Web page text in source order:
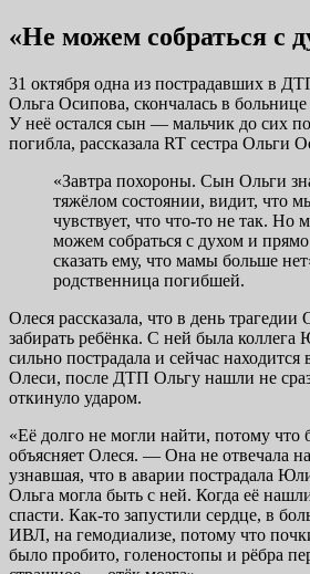
«Не можем собраться с
31 октября одна из пострадавших в
Ольга Осипова, скончалась в
У неё остался сын — мальчик до сих
погибла, рассказала RT сестра Ольги
«Завтра похороны. Сын Ольги
тяжёлом состоянии, видит, что
чувствует, что что-то не так. Но
можем собраться с духом и
сказать ему, что мамы больше
родственница погибшей.
Олеся рассказала, что в день
забирать ребёнка. С ней была
сильно пострадала и сейчас
Олеси, после ДТП Ольгу нашли не
откинуло ударом.
«Её долго не могли найти, потому
объясняет Олеся. — Она не отвечала
узнавшая, что в аварии пострадала
Ольга могла быть с ней. Когда её
спасти. Как-то запустили сердце, в
ИВЛ, на гемодиализе, потому что
было пробито, голеностопы и рёбра